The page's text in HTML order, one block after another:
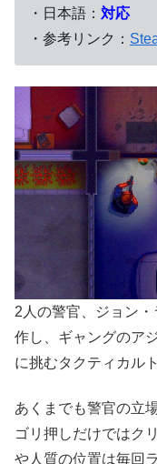
・日本語： 対応
・参考リンク：
2人の警官、ジョン
作し、ギャングのア
に挑むタクティカル
あくまでも警官の立
ゴリ押しだけではク
や人質の位置は毎回